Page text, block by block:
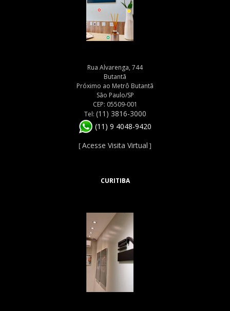
Rua Alvarenga, 744
Butantã
Próximo ao Metrô Butantã
São Paulo/SP
CEP: 05509-001
Tel: (11) 3816-3000
(11) 9 4048-9420
[Acesse Visita Virtual ]
CURITIBA